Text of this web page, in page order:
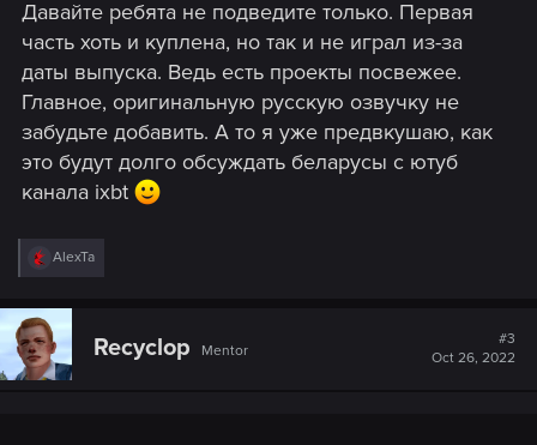
:
Давайте ребята не подведите только. Первая
часть хоть и куплена, но так и не играл из-за
даты выпуска. Ведь есть проекты посвежее.
Главное, оригинальную русскую озвучку не
забудьте добавить. А то я уже предвкушаю, как
это будут долго обсуждать беларусы с ютуб
канала ixbt
R
e
c
t
i
o
AlexTa
Recyclop Mentor
#3
Oct 26, 2022